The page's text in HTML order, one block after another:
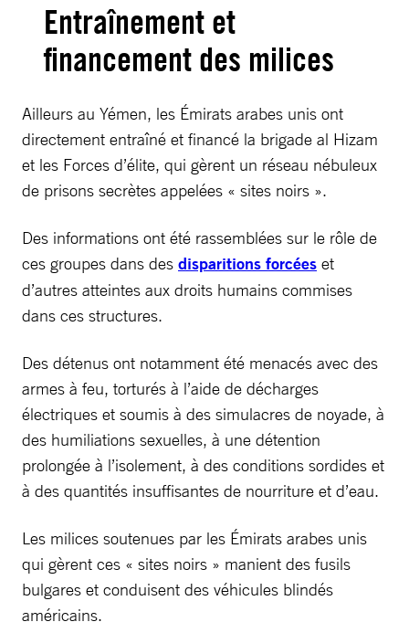
Entraînement et
financement des milices
Ailleurs au Yémen, les Émirats arabes unis ont
directement entraîné et financé la brigade al Hizam
et les Forces d’élite, qui gèrent un réseau nébuleux
de prisons secrètes appelées « sites noirs ».
Des informations ont été rassemblées sur le rôle de
ces groupes dans des disparitions forcées et
d’autres atteintes aux droits humains commises
dans ces structures.
Des détenus ont notamment été menacés avec des
armes à feu, torturés à l’aide de décharges
électriques et soumis à des simulacres de noyade, à
des humiliations sexuelles, à une détention
prolongée à l’isolement, à des conditions sordides et
à des quantités insuffisantes de nourriture et d’eau.
Les milices soutenues par les Émirats arabes unis
qui gèrent ces « sites noirs » manient des fusils
bulgares et conduisent des véhicules blindés
américains.